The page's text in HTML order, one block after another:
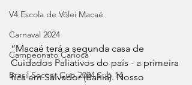
V4 Escola de Vôlei Macaé
Carnaval 2024
Campeonato Carioca
Brasil Soccer Cup 2024 Sub 14
“Macaé terá a segunda casa de
Cuidados Paliativos do país - a primeira
fica em Salvador (Bahia). Nosso